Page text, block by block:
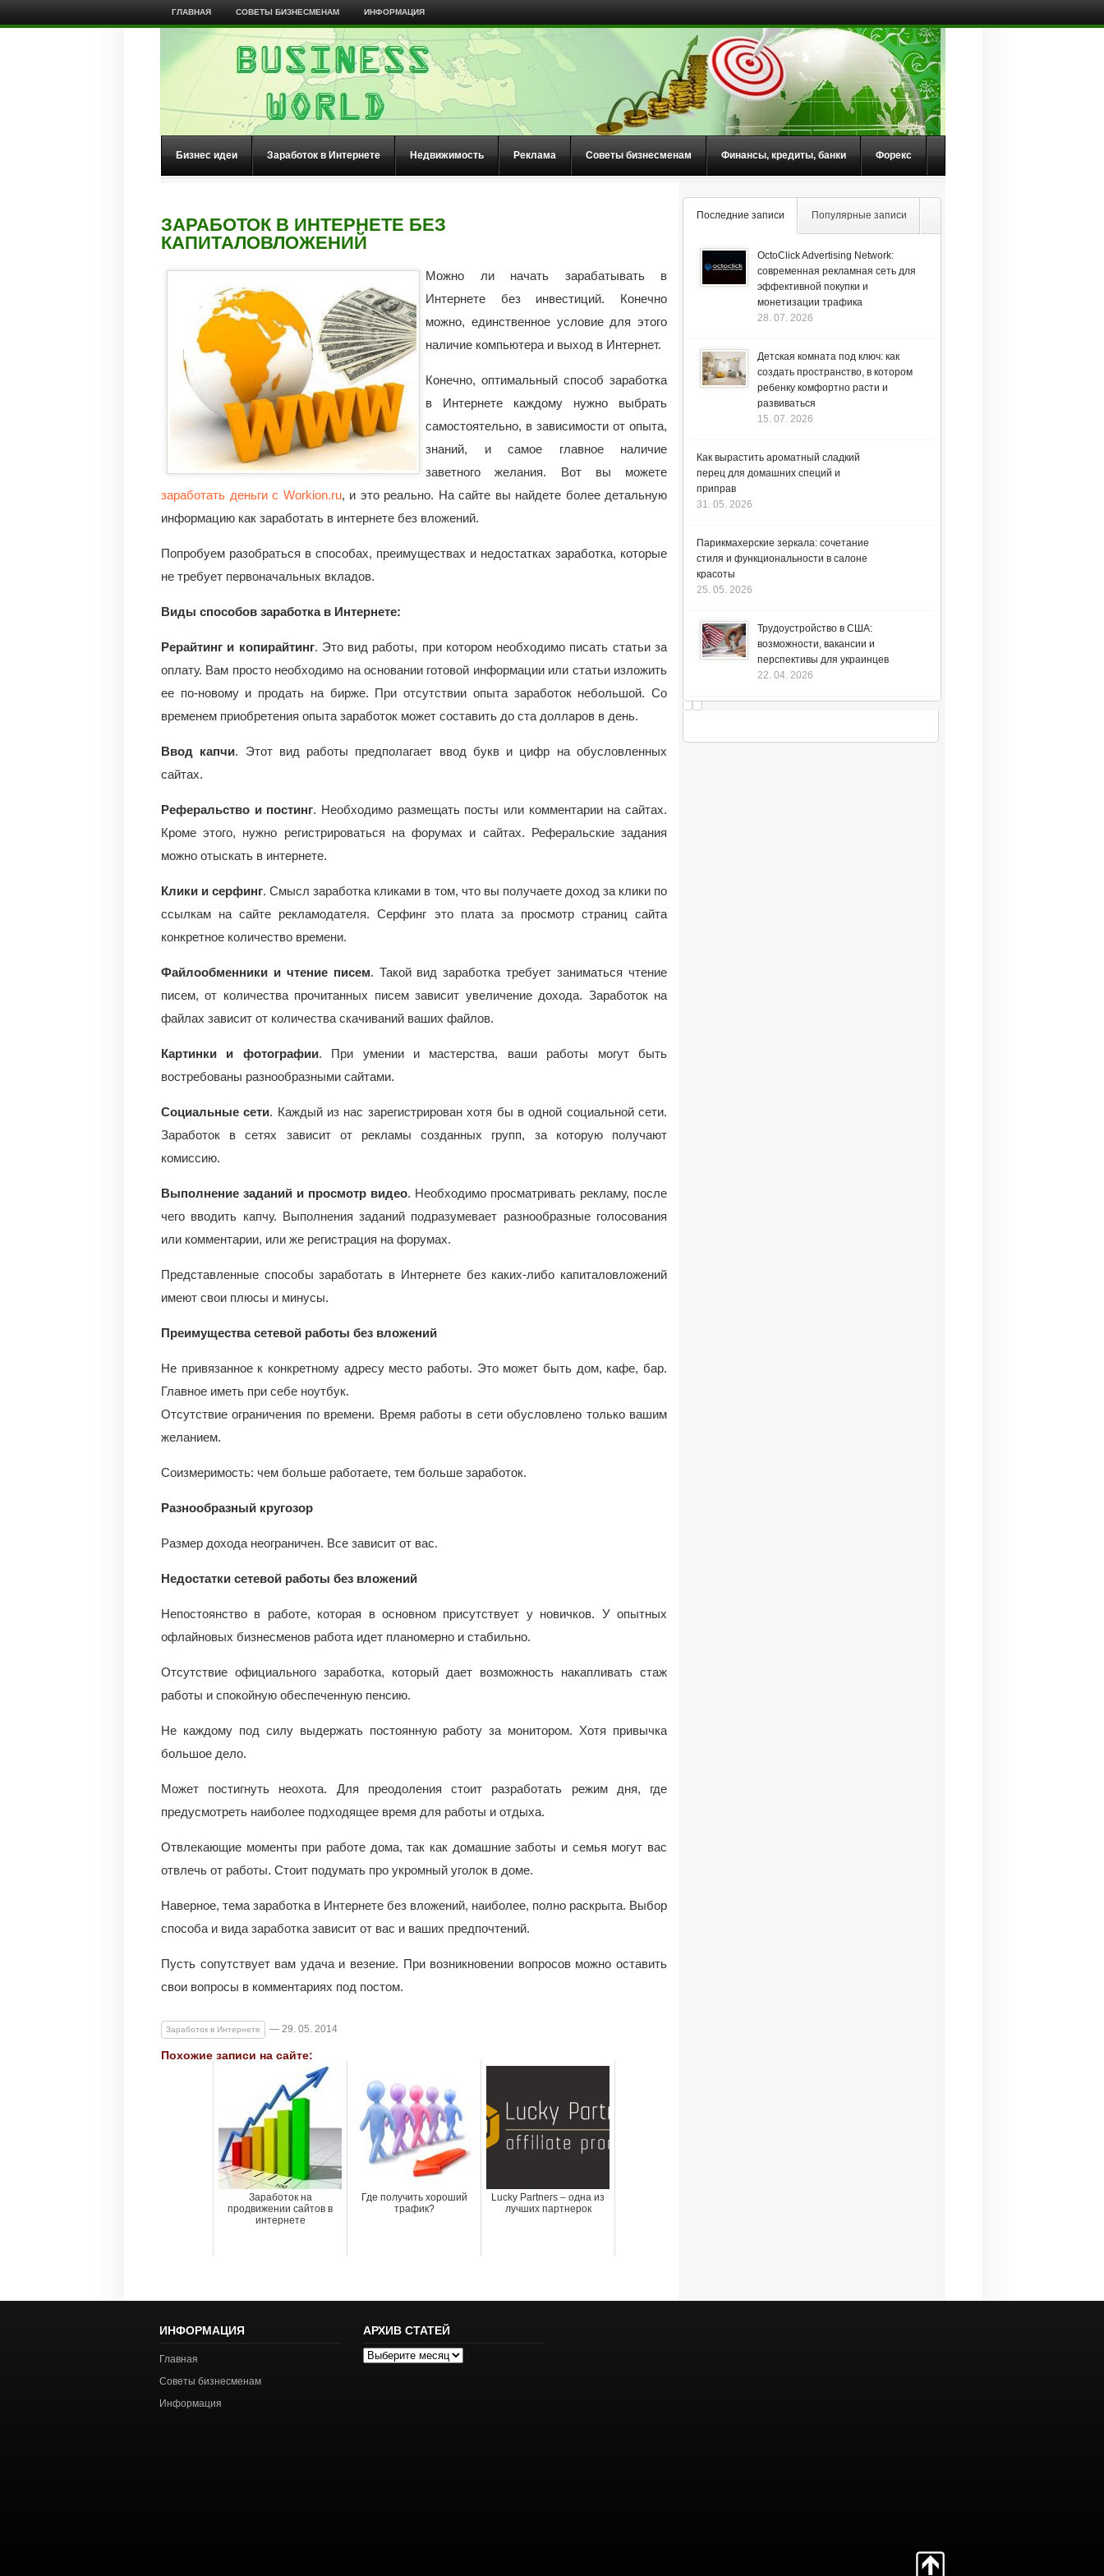
ГЛАВНАЯ СОВЕТЫ БИЗНЕСМЕНАМ ИНФОРМАЦИЯ
Бизнес идеи Заработок в Интернете Недвижимость Реклама Советы бизнесменам Финансы, кредиты, банки Форекс
ЗАРАБОТОК В ИНТЕРНЕТЕ БЕЗ
КАПИТАЛОВЛОЖЕНИЙ
Можно ли начать зарабатывать в
Интернете без инвестиций. Конечно
можно, единственное условие для этого
наличие компьютера и выход в Интернет.
Конечно, оптимальный способ заработка
в Интернете каждому нужно выбрать
самостоятельно, в зависимости от опыта,
знаний, и самое главное наличие
заветного желания. Вот вы можете
заработать деньги с Workion.ru, и это реально. На сайте вы найдете более детальную
информацию как заработать в интернете без вложений.
Попробуем разобраться в способах, преимуществах и недостатках заработка, которые
не требует первоначальных вкладов.
Виды способов заработка в Интернете:
Рерайтинг и копирайтинг. Это вид работы, при котором необходимо писать статьи за
оплату. Вам просто необходимо на основании готовой информации или статьи изложить
ее по-новому и продать на бирже. При отсутствии опыта заработок небольшой. Со
временем приобретения опыта заработок может составить до ста долларов в день.
Ввод капчи. Этот вид работы предполагает ввод букв и цифр на обусловленных
сайтах.
Реферальство и постинг. Необходимо размещать посты или комментарии на сайтах.
Кроме этого, нужно регистрироваться на форумах и сайтах. Реферальские задания
можно отыскать в интернете.
Клики и серфинг. Смысл заработка кликами в том, что вы получаете доход за клики по
ссылкам на сайте рекламодателя. Серфинг это плата за просмотр страниц сайта
конкретное количество времени.
Файлообменники и чтение писем. Такой вид заработка требует заниматься чтение
писем, от количества прочитанных писем зависит увеличение дохода. Заработок на
файлах зависит от количества скачиваний ваших файлов.
Картинки и фотографии. При умении и мастерства, ваши работы могут быть
востребованы разнообразными сайтами.
Социальные сети. Каждый из нас зарегистрирован хотя бы в одной социальной сети.
Заработок в сетях зависит от рекламы созданных групп, за которую получают
комиссию.
Выполнение заданий и просмотр видео. Необходимо просматривать рекламу, после
чего вводить капчу. Выполнения заданий подразумевает разнообразные голосования
или комментарии, или же регистрация на форумах.
Представленные способы заработать в Интернете без каких-либо капиталовложений
имеют свои плюсы и минусы.
Преимущества сетевой работы без вложений
Не привязанное к конкретному адресу место работы. Это может быть дом, кафе, бар.
Главное иметь при себе ноутбук.
Отсутствие ограничения по времени. Время работы в сети обусловлено только вашим
желанием.
Соизмеримость: чем больше работаете, тем больше заработок.
Разнообразный кругозор
Размер дохода неограничен. Все зависит от вас.
Недостатки сетевой работы без вложений
Непостоянство в работе, которая в основном присутствует у новичков. У опытных
офлайновых бизнесменов работа идет планомерно и стабильно.
Отсутствие официального заработка, который дает возможность накапливать стаж
работы и спокойную обеспеченную пенсию.
Не каждому под силу выдержать постоянную работу за монитором. Хотя привычка
большое дело.
Может постигнуть неохота. Для преодоления стоит разработать режим дня, где
предусмотреть наиболее подходящее время для работы и отдыха.
Отвлекающие моменты при работе дома, так как домашние заботы и семья могут вас
отвлечь от работы. Стоит подумать про укромный уголок в доме.
Наверное, тема заработка в Интернете без вложений, наиболее, полно раскрыта. Выбор
способа и вида заработка зависит от вас и ваших предпочтений.
Пусть сопутствует вам удача и везение. При возникновении вопросов можно оставить
свои вопросы в комментариях под постом.
Заработок в Интернете — 29. 05. 2014
Похожие записи на сайте:
Заработок на
продвижении сайтов в
интернете
Где получить хороший
трафик?
Lucky Partners – одна из
лучших партнерок
Последние записи Популярные записи
OctoClick Advertising Network:
современная рекламная сеть для
эффективной покупки и
монетизации трафика
28. 07. 2026
Детская комната под ключ: как
создать пространство, в котором
ребенку комфортно расти и
развиваться
15. 07. 2026
Как вырастить ароматный сладкий
перец для домашних специй и
приправ
31. 05. 2026
Парикмахерские зеркала: сочетание
стиля и функциональности в салоне
красоты
25. 05. 2026
Трудоустройство в США:
возможности, вакансии и
перспективы для украинцев
22. 04. 2026
ИНФОРМАЦИЯ
Главная
Советы бизнесменам
Информация
АРХИВ СТАТЕЙ
Архив